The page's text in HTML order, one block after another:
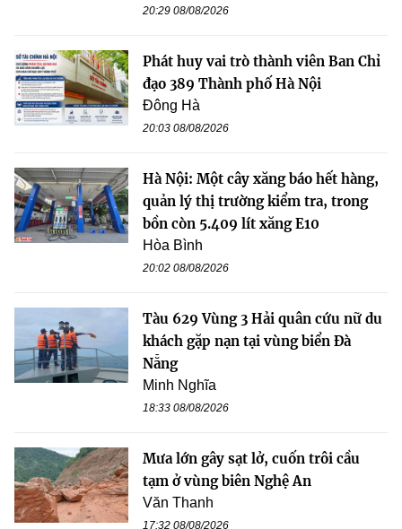
20:29 08/08/2026
Phát huy vai trò thành viên Ban Chỉ
đạo 389 Thành phố Hà Nội
Đông Hà
20:03 08/08/2026
Hà Nội: Một cây xăng báo hết hàng,
quản lý thị trường kiểm tra, trong
bồn còn 5.409 lít xăng E10
Hòa Bình
20:02 08/08/2026
Tàu 629 Vùng 3 Hải quân cứu nữ du
khách gặp nạn tại vùng biển Đà
Nẵng
Minh Nghĩa
18:33 08/08/2026
Mưa lớn gây sạt lở, cuốn trôi cầu
tạm ở vùng biên Nghệ An
Văn Thanh
17:32 08/08/2026